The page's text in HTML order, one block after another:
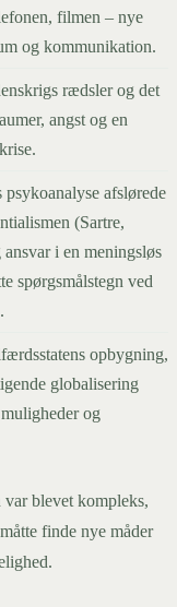
filmen – nye
og kommunikation.
rædsler og det
angst og en
psykoanalyse afslørede
(Sartre,
i en meningsløs
spørgsmålstegn ved
opbygning,
globalisering
og
blevet kompleks,
finde nye måder